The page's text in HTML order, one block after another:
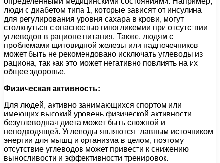
люди с диабетом типа 1, которые зависят от инсулина
для регулирования уровня сахара в крови, могут
столкнуться с опасностью гипогликемии при отсутствии
углеводов в рационе питания. Также, людям с
проблемами щитовидной железы или надпочечников
может быть не рекомендовано исключать углеводы из
рациона, так как это может негативно повлиять на их
общее здоровье.
Физическая активность:
Для людей, активно занимающихся спортом или
имеющих высокий уровень физической активности,
безуглеводная диета может быть сложной и
неподходящей. Углеводы являются главным источником
энергии для мышц и организма в целом, поэтому
отсутствие углеводов может привести к снижению
выносливости и эффективности тренировок.